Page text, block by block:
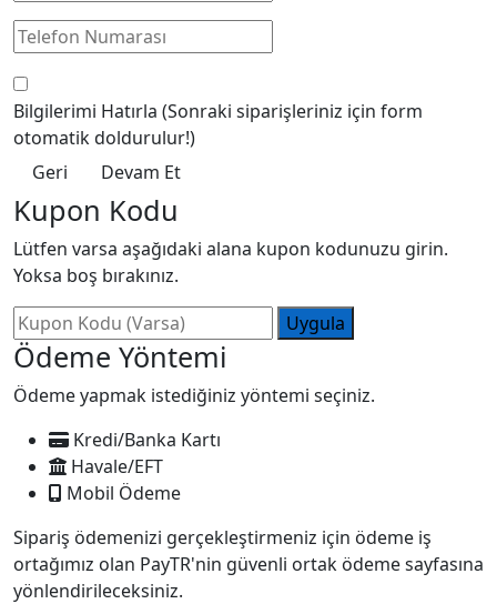
Bilgilerimi Hatırla (Sonraki siparişleriniz için form
otomatik doldurulur!)
Geri
Devam Et
Kupon Kodu
Lütfen varsa aşağıdaki alana kupon kodunuzu girin.
Yoksa boş bırakınız.
Uygula
Ödeme Yöntemi
Ödeme yapmak istediğiniz yöntemi seçiniz.
Kredi/Banka Kartı
Havale/EFT
Mobil Ödeme
Sipariş ödemenizi gerçekleştirmeniz için ödeme iş
ortağımız olan PayTR'nin güvenli ortak ödeme sayfasına
yönlendirileceksiniz.